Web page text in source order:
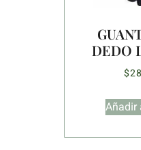
DEDO
$
Añadir